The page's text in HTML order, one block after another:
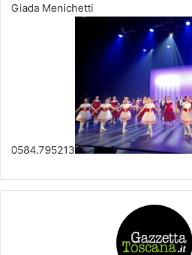
Giada Menichetti
0584.795213